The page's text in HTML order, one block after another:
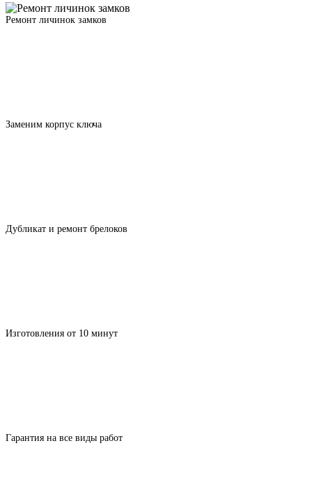
Ремонт личинок замков
Заменим корпус ключа
Дубликат и ремонт брелоков
Изготовления от 10 минут
Гарантия на все виды работ